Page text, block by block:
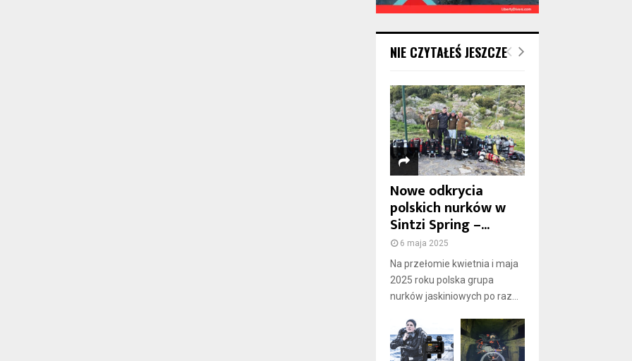
NIE CZYTAŁEŚ JESZCZE
Nowe odkrycia
polskich nurków w
Sintzi Spring –...
6 maja 2025
Na przełomie kwietnia i maja
2025 roku polska grupa
nurków jaskiniowych po raz...